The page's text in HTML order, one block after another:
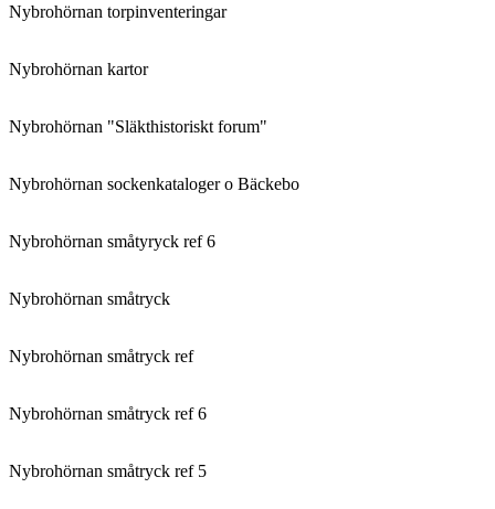
Nybrohörnan torpinventeringar
Nybrohörnan kartor
Nybrohörnan "Släkthistoriskt forum"
Nybrohörnan sockenkataloger o Bäckebo
Nybrohörnan småtyryck ref 6
Nybrohörnan småtryck
Nybrohörnan småtryck ref
Nybrohörnan småtryck ref 6
Nybrohörnan småtryck ref 5